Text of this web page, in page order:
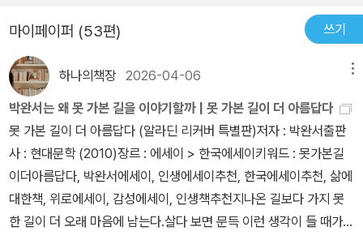
로 읽지 공부하려고 읽지는 않으니까.’ - 책들의 오솔길노작가의 책에
진 이야기라고 하여 더 재밌다. ’책들의 오솔길’ 제목부터 참 근사하고
무언가 책에 대한 숨어 있는 이야기들이 마구마구 쏟아져 나올 것만
같다. ’잃어버린 것들의 책’ 은 우리집에도 있지만 난 아직 읽지 않았
는데 글을 읽다보니 얼른 읽고 싶어졌다. 리뷰를 이렇게 써다 재밌겠
다는 생각도 가져보게 되었다. 꼭 책에 대한 감상문처럼 작성하기 보
다는 내 재밌는 이야기를 써도 좋겠다는 것을 살짝 훔쳐본다. 책들의
오솔길에서는 내가 읽은 책이 신경숙의 ’엄마를 부탁해’와 김연수의
’밤은 노래한다’ 정민작가는 다른 책을 읽어 보았고 최순우의 ’무량수
마이페이퍼 (53편) 쓰기
하나의책장2026-04-06
박완서는 왜 못 가본 길을 이야기할까 | 못 가본 길이 더 아름답다
못 가본 길이 더 아름답다 (알라딘 리커버 특별판)저자 : 박완서출판
사 : 현대문학 (2010)장르 : 에세이 > 한국에세이키워드 : 못가본길
이더아름답다, 박완서에세이, 인생에세이추천, 한국에세이추천, 삶에
대한책, 위로에세이, 감성에세이, 인생책추천지나온 길보다 가지 못
한 길이 더 오래 마음에 남는다.살다 보면 문득 이런 생각이 들 때가